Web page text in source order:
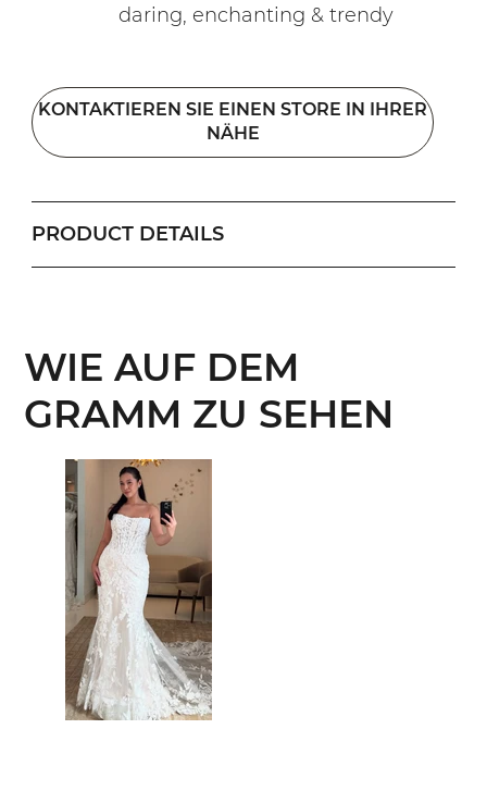
daring, enchanting & trendy
KONTAKTIEREN SIE EINEN STORE IN IHRER
NÄHE
PRODUCT DETAILS
WIE AUF DEM
GRAMM ZU SEHEN